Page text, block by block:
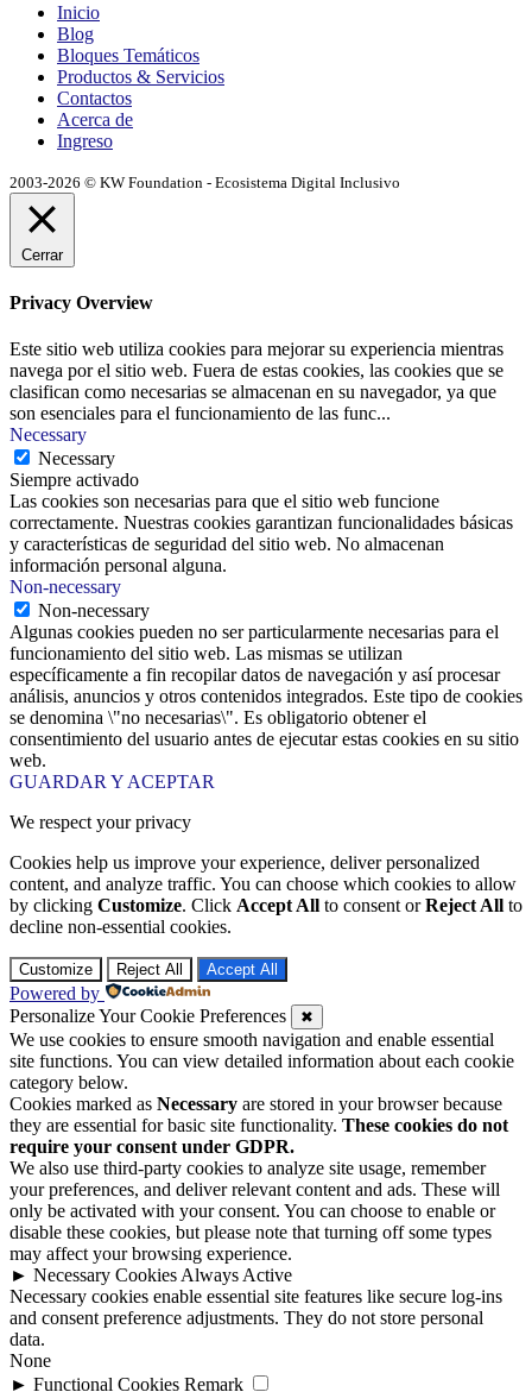
Inicio
Blog
Bloques Temáticos
Productos & Servicios
Contactos
Acerca de
Ingreso
2003-2026 © KW Foundation - Ecosistema Digital Inclusivo
Cerrar
Privacy Overview
Este sitio web utiliza cookies para mejorar su experiencia mientras
navega por el sitio web. Fuera de estas cookies, las cookies que se
clasifican como necesarias se almacenan en su navegador, ya que
son esenciales para el funcionamiento de las func...
Necessary
Necessary
Siempre activado
Las cookies son necesarias para que el sitio web funcione
correctamente. Nuestras cookies garantizan funcionalidades básicas
y características de seguridad del sitio web. No almacenan
información personal alguna.
Non-necessary
Non-necessary
Algunas cookies pueden no ser particularmente necesarias para el
funcionamiento del sitio web. Las mismas se utilizan
específicamente a fin recopilar datos de navegación y así procesar
análisis, anuncios y otros contenidos integrados. Este tipo de cookies
se denomina \"no necesarias\". Es obligatorio obtener el
consentimiento del usuario antes de ejecutar estas cookies en su sitio
web.
GUARDAR Y ACEPTAR
We respect your privacy
Cookies help us improve your experience, deliver personalized
content, and analyze traffic. You can choose which cookies to allow
by clicking Customize. Click Accept All to consent orReject All to
decline non-essential cookies.
Customize Reject All Accept All
Powered by
Personalize Your Cookie Preferences
✖
We use cookies to ensure smooth navigation and enable essential
site functions. You can view detailed information about each cookie
category below.
Cookies marked as Necessary are stored in your browser because
they are essential for basic site functionality. These cookies do not
require your consent under GDPR.
We also use third-party cookies to analyze site usage, remember
your preferences, and deliver relevant content and ads. These will
only be activated with your consent. You can choose to enable or
disable these cookies, but please note that turning off some types
may affect your browsing experience.
► Necessary Cookies Always Active
Necessary cookies enable essential site features like secure log-ins
and consent preference adjustments. They do not store personal
data.
None
► Functional Cookies Remark